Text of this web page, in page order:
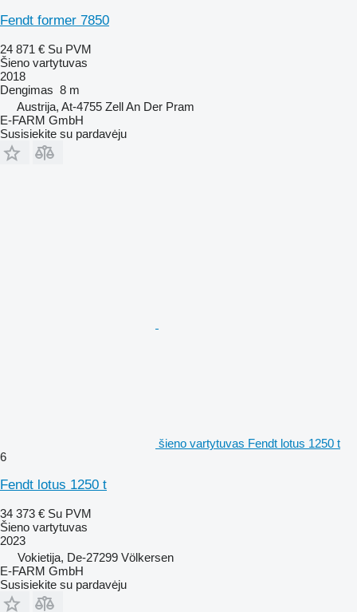
Fendt former 7850
24 871 € Su PVM
Šieno vartytuvas
2018
Dengimas 8 m
Austrija, At-4755 Zell An Der Pram
E-FARM GmbH
Susisiekite su pardavėju
šieno vartytuvas Fendt lotus 1250 t
6
Fendt lotus 1250 t
34 373 € Su PVM
Šieno vartytuvas
2023
Vokietija, De-27299 Völkersen
E-FARM GmbH
Susisiekite su pardavėju